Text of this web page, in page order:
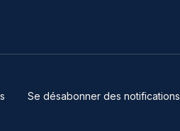
Se désabonner des notifications